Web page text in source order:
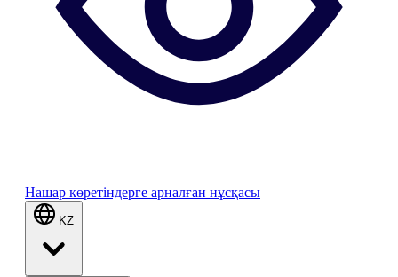
Нашар көретіндерге арналған нұсқасы
KZ